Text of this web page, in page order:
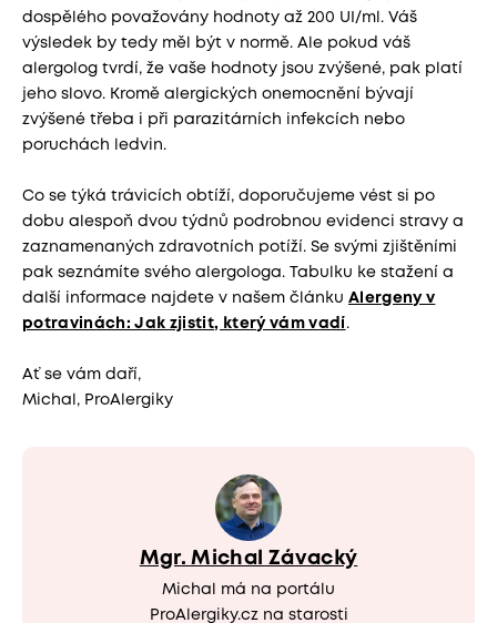
dospělého považovány hodnoty až 200 UI/ml. Váš
výsledek by tedy měl být v normě. Ale pokud váš
alergolog tvrdí, že vaše hodnoty jsou zvýšené, pak platí
jeho slovo. Kromě alergických onemocnění bývají
zvýšené třeba i při parazitárních infekcích nebo
poruchách ledvin.
Co se týká trávicích obtíží, doporučujeme vést si po
dobu alespoň dvou týdnů podrobnou evidenci stravy a
zaznamenaných zdravotních potíží. Se svými zjištěními
pak seznámíte svého alergologa. Tabulku ke stažení a
další informace najdete v našem článku Alergeny v
potravinách: Jak zjistit, který vám vadí .
Ať se vám daří,
Michal, ProAlergiky
Mgr. Michal Závacký
Michal má na portálu
ProAlergiky.cz na starosti